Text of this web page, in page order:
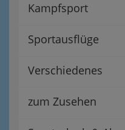
Kampfsport
Sportausflüge
Verschiedenes
zum Zusehen